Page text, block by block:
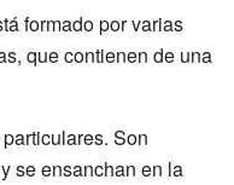
formado por varias
que contienen de una
Son
se ensanchan en la